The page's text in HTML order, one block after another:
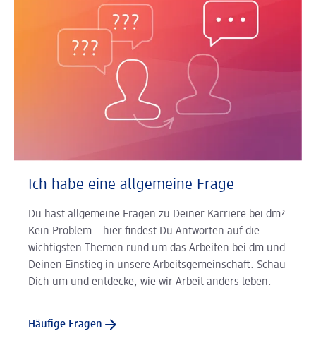
Ich habe eine allgemeine Frage
Du hast allgemeine Fragen zu Deiner Karriere bei dm?
Kein Problem – hier findest Du Antworten auf die
wichtigsten Themen rund um das Arbeiten bei dm und
Deinen Einstieg in unsere Arbeitsgemeinschaft. Schau
Dich um und entdecke, wie wir Arbeit anders leben.
Häufige Fragen